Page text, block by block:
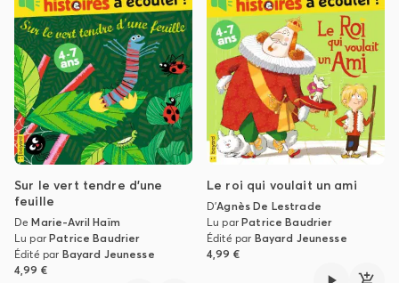
Sur le vert tendre d'une
feuille
DeMarie-Avril Haïm
Lu parPatrice Baudrier
Édité par Bayard Jeunesse
4,99 €
Le roi qui voulait un ami
D'Agnès De Lestrade
Lu parPatrice Baudrier
Édité par Bayard Jeunesse
4,99 €